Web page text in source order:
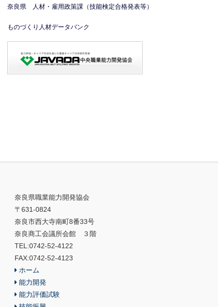
奈良県 人材・雇用政策課（技能検定合格発表等）
ものづくり人材データバンク
奈良県職業能力開発協会
〒631-0824
奈良市西大寺南町8番33号
奈良商工会議所会館 ３階
TEL:0742-52-4122
FAX:0742-52-4123
ホーム
能力開発
能力評価試験